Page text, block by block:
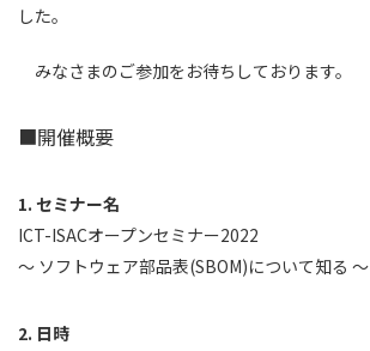
した。
みなさまのご参加をお待ちしております。
■開催概要
セミナー名
ICT-ISACオープンセミナー2022
～ ソフトウェア部品表(SBOM)について知る ～
日時